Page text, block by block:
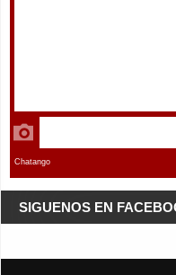
SIGUENOS EN